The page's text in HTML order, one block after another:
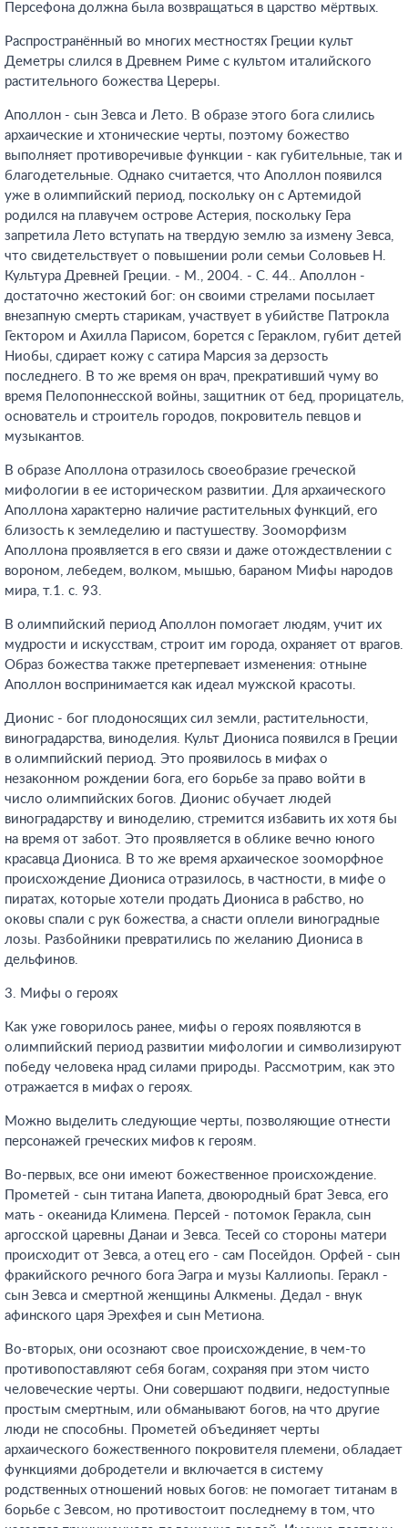
Персефона должна была возвращаться в царство мёртвых.
Распространённый во многих местностях Греции культ
Деметры слился в Древнем Риме с культом италийского
растительного божества Цереры.
Аполлон - сын Зевса и Лето. В образе этого бога слились
архаические и хтонические черты, поэтому божество
выполняет противоречивые функции - как губительные, так и
благодетельные. Однако считается, что Аполлон появился
уже в олимпийский период, поскольку он с Артемидой
родился на плавучем острове Астерия, поскольку Гера
запретила Лето вступать на твердую землю за измену Зевса,
что свидетельствует о повышении роли семьи Соловьев Н.
Культура Древней Греции. - М., 2004. - С. 44.. Аполлон -
достаточно жестокий бог: он своими стрелами посылает
внезапную смерть старикам, участвует в убийстве Патрокла
Гектором и Ахилла Парисом, борется с Гераклом, губит детей
Ниобы, сдирает кожу с сатира Марсия за дерзость
последнего. В то же время он врач, прекративший чуму во
время Пелопоннесской войны, защитник от бед, прорицатель,
основатель и строитель городов, покровитель певцов и
музыкантов.
В образе Аполлона отразилось своеобразие греческой
мифологии в ее историческом развитии. Для архаического
Аполлона характерно наличие растительных функций, его
близость к земледелию и пастушеству. Зооморфизм
Аполлона проявляется в его связи и даже отождествлении с
вороном, лебедем, волком, мышью, бараном Мифы народов
мира, т.1. с. 93.
В олимпийский период Аполлон помогает людям, учит их
мудрости и искусствам, строит им города, охраняет от врагов.
Образ божества также претерпевает изменения: отныне
Аполлон воспринимается как идеал мужской красоты.
Дионис - бог плодоносящих сил земли, растительности,
виноградарства, виноделия. Культ Диониса появился в Греции
в олимпийский период. Это проявилось в мифах о
незаконном рождении бога, его борьбе за право войти в
число олимпийских богов. Дионис обучает людей
виноградарству и виноделию, стремится избавить их хотя бы
на время от забот. Это проявляется в облике вечно юного
красавца Диониса. В то же время архаическое зооморфное
происхождение Диониса отразилось, в частности, в мифе о
пиратах, которые хотели продать Диониса в рабство, но
оковы спали с рук божества, а снасти оплели виноградные
лозы. Разбойники превратились по желанию Диониса в
дельфинов.
3. Мифы о героях
Как уже говорилось ранее, мифы о героях появляются в
олимпийский период развитии мифологии и символизируют
победу человека нрад силами природы. Рассмотрим, как это
отражается в мифах о героях.
Можно выделить следующие черты, позволяющие отнести
персонажей греческих мифов к героям.
Во-первых, все они имеют божественное происхождение.
Прометей - сын титана Иапета, двоюродный брат Зевса, его
мать - океанида Климена. Персей - потомок Геракла, сын
аргосской царевны Данаи и Зевса. Тесей со стороны матери
происходит от Зевса, а отец его - сам Посейдон. Орфей - сын
фракийского речного бога Эагра и музы Каллиопы. Геракл -
сын Зевса и смертной женщины Алкмены. Дедал - внук
афинского царя Эрехфея и сын Метиона.
Во-вторых, они осознают свое происхождение, в чем-то
противопоставляют себя богам, сохраняя при этом чисто
человеческие черты. Они совершают подвиги, недоступные
простым смертным, или обманывают богов, на что другие
люди не способны. Прометей объединяет черты
архаического божественного покровителя племени, обладает
функциями добродетели и включается в систему
родственных отношений новых богов: не помогает титанам в
борьбе с Зевсом, но противостоит последнему в том, что